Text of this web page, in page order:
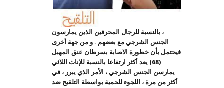
، بالنسبة للرجال المحرفين الذين يمارسون
الجنس الشرجي مع بعضهم . و من جهة أخرى
فيحتمل بأن خطورة الاصابة بسرطان عنق المهبل
(68) يعد أكثر ارتفاعا بالنسبة للإناث اللائي
يمارسن الجنس الشرجي ، الأمر الذي يبرر ، في
أكثر من مرة ، اللجوء للحمية بواسطة التلقيح ضد